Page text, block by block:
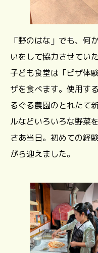
「野のはな」でも、何
いをして協力させてい
子ども食堂は「ピザ体
ザを食べます。使用す
るぐる農園のとれたて
ルなどいろいろな野菜
さあ当日。初めての経
がら迎えました。